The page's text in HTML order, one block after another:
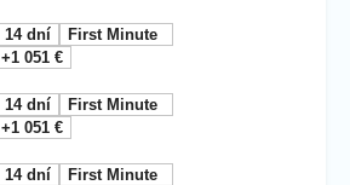
14 dní
First Minute
+1 051 €
14 dní
First Minute
+1 051 €
14 dní
First Minute